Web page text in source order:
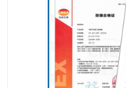
IECEx防爆认证
防爆资质证书